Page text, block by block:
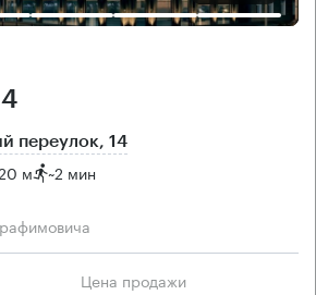
переулок, 14
м ~2 мин
Цена продажи